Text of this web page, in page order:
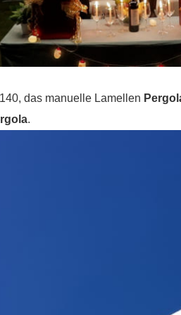
das manuelle Lamellen
.